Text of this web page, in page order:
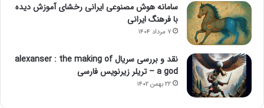
سامانه هوش مصنوعی ایرانی رخشای آموزش دیده
با فرهنگ ایرانی
۷ مرداد ۱۴۰۴
نقد و بررسی سریال alexanser : the making of
a god – تریلر زیرنویس فارسی
۲۲ بهمن ۱۴۰۲